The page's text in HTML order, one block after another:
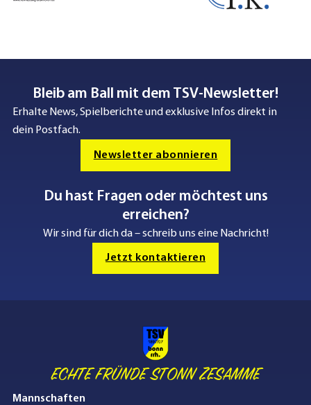
Bleib am Ball mit dem TSV-Newsletter!
Erhalte News, Spielberichte und exklusive Infos direkt in
dein Postfach.
Newsletter abonnieren
Du hast Fragen oder möchtest uns
erreichen?
Wir sind für dich da – schreib uns eine Nachricht!
Jetzt kontaktieren
ECHTE FRÜNDE STONN ZESAMME
Mannschaften